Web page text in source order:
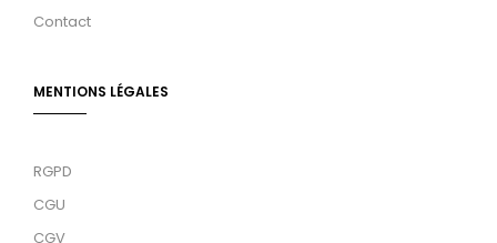
Contact
MENTIONS LÉGALES
RGPD
CGU
CGV